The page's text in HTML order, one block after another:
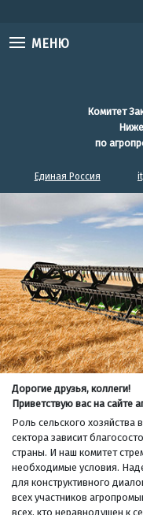
МЕНЮ
Комитет
по
Единая Россия
Дорогие друзья, коллеги!
Приветствую вас на сайте
Роль сельского хозяйства
сектора зависит
страны. И наш комитет
необходимые условия.
для конструктивного
всех участников
всех, кто неравнодушен к